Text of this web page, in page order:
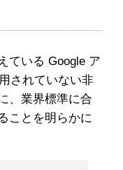
ている Google ア
されていない非
、業界標準に合
ことを明らかに